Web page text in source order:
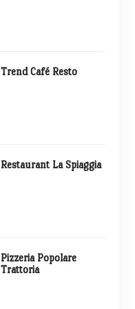
Trend Café Resto
Restaurant La Spiaggia
Pizzeria Popolare
Trattoria